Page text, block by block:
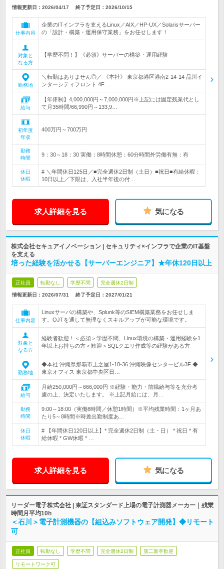
情報更新日：2026/04/17 終了予定日： 2026/10/15
仕事内容
企業のITインフラを支えるLinux／AIX／HP-UX／Solarisサーバー
の「設計・構築・運用保守業務」をお任せします！
対象と
なる方
【学歴不問！】《必須》サーバーの構築・運用経験
勤務地
＼転勤はありません◎／ 《本社》 東京都港区港南2-14-14 品川イ
ンターシティフロント 4F…
給与
【年俸制】4,000,000円～7,000,000円※上記には固定残業代とし
て月35時間/66,990円～133,9…
初年度
年収
400万円～700万円
勤務
時間
9：30～18：30 実働：8時間休憩：60分時間外労働有無：有
休日
休暇
# ＼年間休日125日／■完全週休2日制（土日）■祝日■有給休暇：
10日以上／下限は、入社半年後の付…
求人詳細を見る 気になる
株式会社セキュアイノベーション | セキュリティ×インフラで企業のIT基盤
を支える
培った経験を活かせる【サーバーエンジニア】★年休120日以上
正社員 転勤なし 学歴不問 完全週休2日制
情報更新日：2026/07/31 終了予定日： 2027/01/21
仕事内容
Linuxサーバの構築や、Splunk等のSIEM構築業務をお任せしま
す。OJTを通して無理なくスキルアップが可能な環境です。
対象と
なる方
経験者歓迎！＜必須＞学歴不問、Linux環境の構築・運用経験を1
年以上お持ちの方＜歓迎＞SQLクエリ作成等の経験がある方
勤務地
◆本社 沖縄県那覇市上之屋1-18-36 沖縄映像センタービル3F ◆
東京オフィス 東京都中央区日…
給与
月給250,000円～666,000円 ※経験・能力・前職給与等を充分考
慮の上、決定いたします。 ※上記月給には、月…
勤務
時間
9:00～18:00（実働8時間／休憩1時間）※平均残業時間：1ヶ月あ
たり5～8時間※時差出勤制度あ…
休日
休暇
# 【年間休日120日以上】* 完全週休2日制（土・日） * 祝日 * 有
給休暇 * GW休暇 * …
求人詳細を見る 気になる
リーダー電子株式会社 | 東証スタンダード上場の電子計測器メーカー｜残業
時間月平均10h
＜石川＞電子計測機器の【組込みソフトウェア開発】◆リモート
可
正社員 転勤なし 学歴不問 完全週休2日制 第二新卒歓迎
リモートワーク可